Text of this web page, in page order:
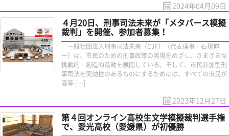
2024年04月09日
４月20日、刑事司法未来が「メタバース模擬
裁判」を開催、参加者募集！
一般社団法人刑事司法未来（CJF）（代表理事・石塚伸
一）は、市民のための刑事政策の実現をめざし、さまざまな
挑戦的・創造的活動を展開している。そして、市民参加型刑
事司法を実効性のあるものにするためには、すべての市民が
高等 […]
2023年12月27日
第４回オンライン高校生文学模擬裁判選手権
で、愛光高校（愛媛県）が初優勝